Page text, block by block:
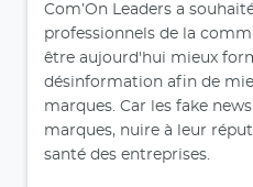
Com’On Leaders a
professionnels de la
être aujourd'hui mieux
désinformation afin de
marques. Car les fake
marques, nuire à leur
santé des entreprises.